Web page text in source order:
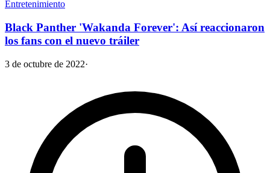
Entretenimiento
Black Panther 'Wakanda Forever': Así reaccionaron
los fans con el nuevo tráiler
3 de octubre de 2022·